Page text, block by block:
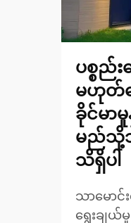
ပစ္စည်
မဟုတ်သ
ခိုင်မာ
မည်သို့
သိရှိပါ
သာမော
ရွေးချယ်